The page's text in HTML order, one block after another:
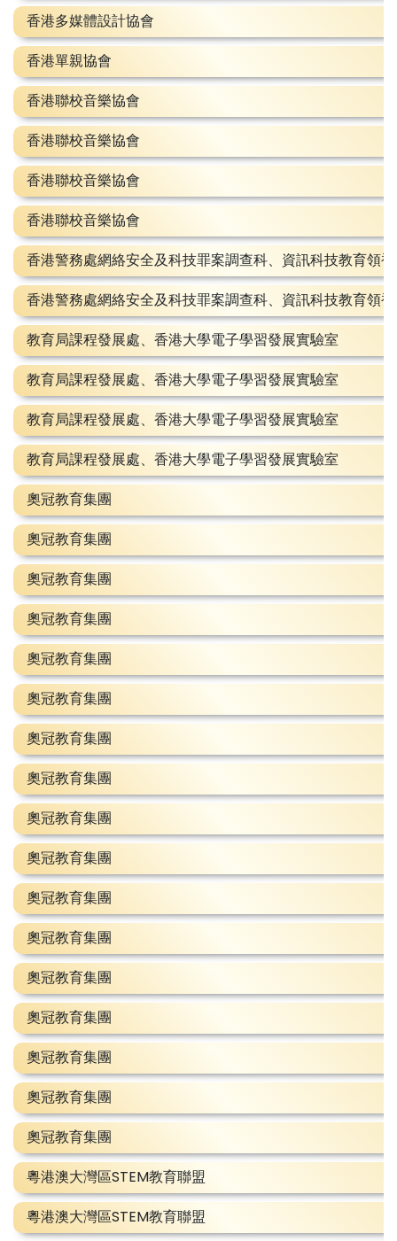
香港多媒體設計協會
香港單親協會
香港聯校音樂協會
香港聯校音樂協會
香港聯校音樂協會
香港聯校音樂協會
香港警務處網絡安全及科技罪案調查科、資訊科技教育領
香港警務處網絡安全及科技罪案調查科、資訊科技教育領
教育局課程發展處、香港大學電子學習發展實驗室
教育局課程發展處、香港大學電子學習發展實驗室
教育局課程發展處、香港大學電子學習發展實驗室
教育局課程發展處、香港大學電子學習發展實驗室
奧冠教育集團
奧冠教育集團
奧冠教育集團
奧冠教育集團
奧冠教育集團
奧冠教育集團
奧冠教育集團
奧冠教育集團
奧冠教育集團
奧冠教育集團
奧冠教育集團
奧冠教育集團
奧冠教育集團
奧冠教育集團
奧冠教育集團
奧冠教育集團
奧冠教育集團
粵港澳大灣區STEM教育聯盟
粵港澳大灣區STEM教育聯盟